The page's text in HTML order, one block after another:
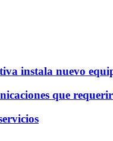
instala nuevo
que